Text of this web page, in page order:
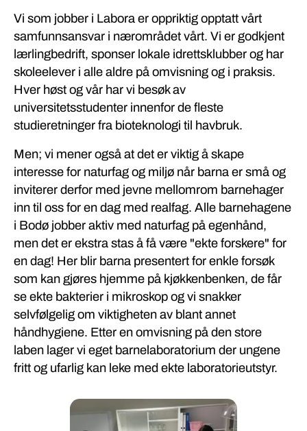
Vi som jobber i Labora er oppriktig opptatt vårt
samfunnsansvar i nærområdet vårt. Vi er godkjent
lærlingbedrift, sponser lokale idrettsklubber og har
skoleelever i alle aldre på omvisning og i praksis.
Hver høst og vår har vi besøk av
universitetsstudenter innenfor de fleste
studieretninger fra bioteknologi til havbruk.
Men; vi mener også at det er viktig å skape
interesse for naturfag og miljø når barna er små og
inviterer derfor med jevne mellomrom barnehager
inn til oss for en dag med realfag. Alle barnehagene
i Bodø jobber aktiv med naturfag på egenhånd,
men det er ekstra stas å få være "ekte forskere" for
en dag! Her blir barna presentert for enkle forsøk
som kan gjøres hjemme på kjøkkenbenken, de får
se ekte bakterier i mikroskop og vi snakker
selvfølgelig om viktigheten av blant annet
håndhygiene. Etter en omvisning på den store
laben lager vi eget barnelaboratorium der ungene
fritt og ufarlig kan leke med ekte laboratorieutstyr.